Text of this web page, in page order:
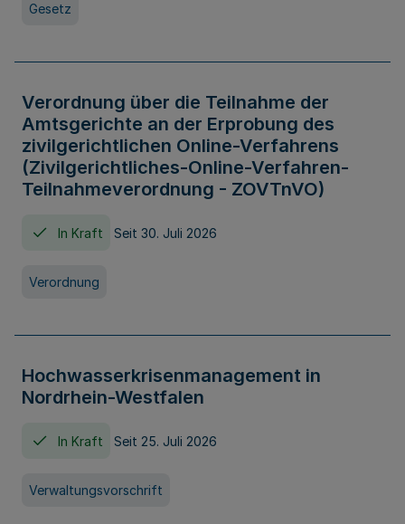
Gesetz
Verordnung über die Teilnahme der
Amtsgerichte an der Erprobung des
zivilgerichtlichen Online-Verfahrens
(Zivilgerichtliches-Online-Verfahren-
Teilnahmeverordnung - ZOVTnVO)
In Kraft Seit 30. Juli 2026
Verordnung
Hochwasserkrisenmanagement in
Nordrhein-Westfalen
In Kraft Seit 25. Juli 2026
Verwaltungsvorschrift